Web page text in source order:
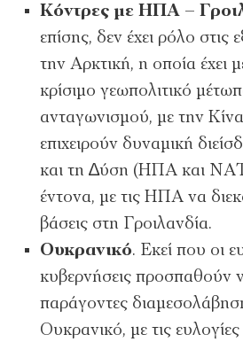
Κόντρες µε ΗΠΑ –
επίσης, δεν έχει ρόλο στις
την Αρκτική, η οποία έχει
κρίσιµο γεωπολιτικό
ανταγωνισµού, µε την
επιχειρούν δυναµική
και τη ∆ύση (ΗΠΑ και
έντονα, µε τις ΗΠΑ να
βάσεις στη Γροιλανδία.
Ουκρανικό. Εκεί που οι
κυβερνήσεις προσπαθούν
παράγοντες
Ουκρανικό, µε τις